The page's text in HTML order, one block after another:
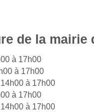
de la mairie
à 17h00
à 17h00
à 17h00
à 17h00
à 17h00